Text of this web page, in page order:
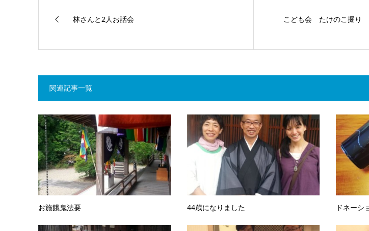
林さんと2人お話会 こども会 たけのこ掘り
関連記事一覧
お施餓鬼法要 44歳になりました ドネーシ